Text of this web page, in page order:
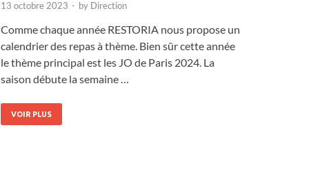
13 octobre 2023 - by Direction
Comme chaque année RESTORIA nous propose un
calendrier des repas à thème. Bien sûr cette année
le thème principal est les JO de Paris 2024. La
saison débute la semaine …
VOIR PLUS